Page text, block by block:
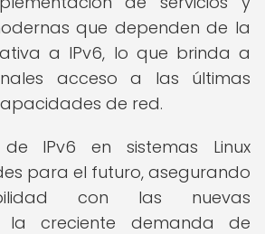
que dependen de la
a IPv6, lo que brinda a
acceso a las últimas
de red.
IPv6 en sistemas Linux
para el futuro, asegurando
con las nuevas
la creciente demanda de